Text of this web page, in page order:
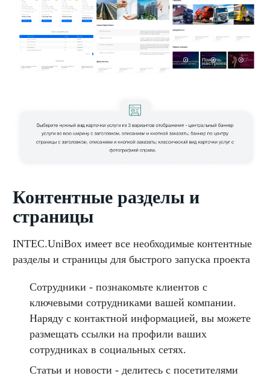
Контентные разделы и
страницы
INTEC.UniBox имеет все необходимые контентные
разделы и страницы для быстрого запуска проекта
Сотрудники - познакомьте клиентов с
ключевыми сотрудниками вашей компании.
Наряду с контактной информацией, вы можете
размещать ссылки на профили ваших
сотрудниках в социальных сетях.
Статьи и новости - делитесь с посетителями